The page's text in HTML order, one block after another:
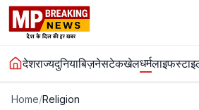
देशराज्यदुनियाबिज़नेसटेकखेलधर्म
Home/Religion